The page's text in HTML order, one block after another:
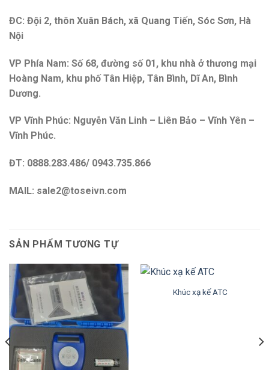
ĐC: Đội 2, thôn Xuân Bách, xã Quang Tiến, Sóc Sơn, Hà
Nội
VP Phía Nam: Số 68, đường số 01, khu nhà ở thương mại
Hoàng Nam, khu phố Tân Hiệp, Tân Bình, Dĩ An, Bình
Dương.
VP Vĩnh Phúc: Nguyễn Văn Linh – Liên Bảo – Vĩnh Yên –
Vĩnh Phúc.
ĐT: 0888.283.486/ 0943.735.866
MAIL: sale2@toseivn.com
SẢN PHẨM TƯƠNG TỰ
Khúc xạ kế ATC